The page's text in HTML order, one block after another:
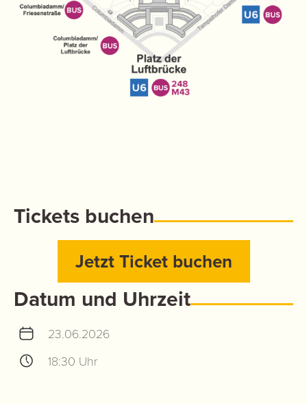
Tickets buchen
Jetzt Ticket buchen
Datum und Uhrzeit
23.06.2026
18:30 Uhr